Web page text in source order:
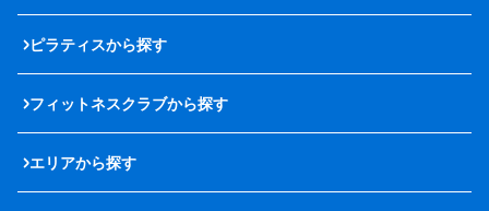
ピラティスから探す
フィットネスクラブから探す
エリアから探す